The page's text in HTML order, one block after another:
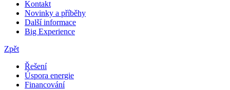
Kontakt
Novinky a příběhy
Další informace
Big Experience
Zpět
Řešení
Úspora energie
Financování